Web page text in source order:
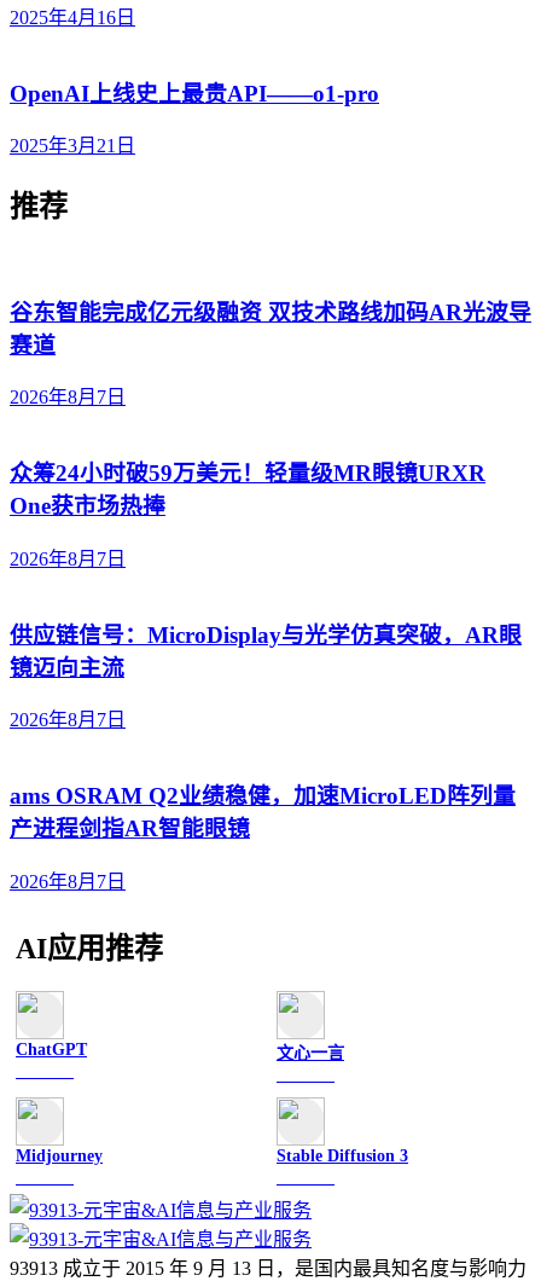
2025年4月16日
OpenAI上线史上最贵API——o1-pro
2025年3月21日
推荐
谷东智能完成亿元级融资 双技术路线加码AR光波导
赛道
2026年8月7日
众筹24小时破59万美元！轻量级MR眼镜URXR
One获市场热捧
2026年8月7日
供应链信号：MicroDisplay与光学仿真突破，AR眼
镜迈向主流
2026年8月7日
ams OSRAM Q2业绩稳健，加速MicroLED阵列量
产进程剑指AR智能眼镜
2026年8月7日
AI应用推荐
ChatGPT 文心一言
Midjourney Stable Diffusion 3
93913 成立于 2015 年 9 月 13 日，是国内最具知名度与影响力